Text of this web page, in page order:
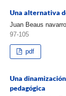
Una alternativa
Juan Beaus navarro
97-105
pdf
Una
pedagógica